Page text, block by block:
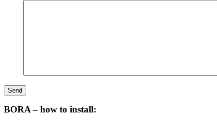
BORA – how to install: